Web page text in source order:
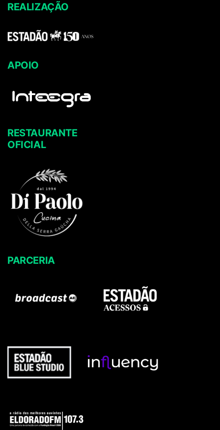
REALIZAÇÃO
APOIO
RESTAURANTE
OFICIAL
PARCERIA